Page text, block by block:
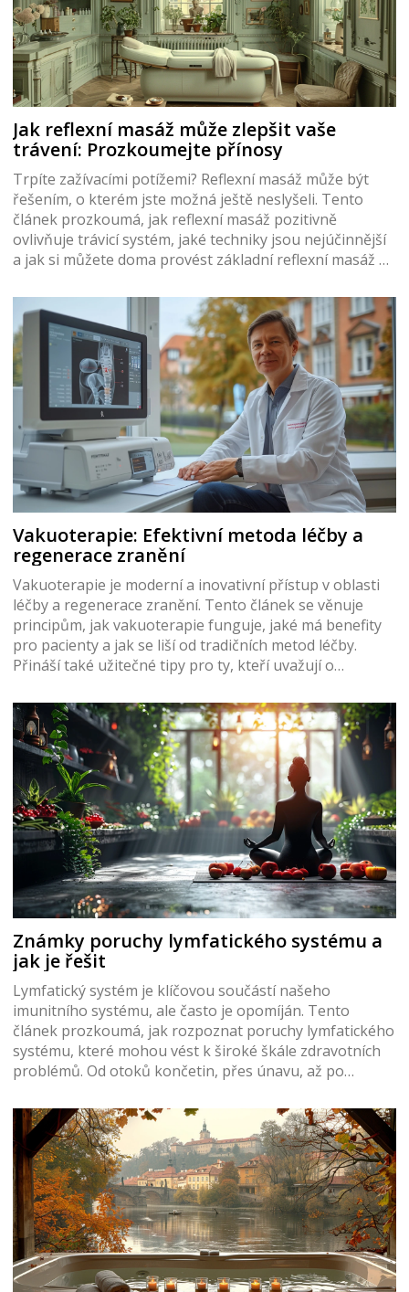
Jak reflexní masáž může zlepšit vaše
trávení: Prozkoumejte přínosy
Trpíte zažívacími potížemi? Reflexní masáž může být
řešením, o kterém jste možná ještě neslyšeli. Tento
článek prozkoumá, jak reflexní masáž pozitivně
ovlivňuje trávicí systém, jaké techniky jsou nejúčinnější
a jak si můžete doma provést základní reflexní masáž k
a tipy, které vám pomohou cítit se lépe.
Vakuoterapie: Efektivní metoda léčby a
regenerace zranění
Vakuoterapie je moderní a inovativní přístup v oblasti
léčby a regenerace zranění. Tento článek se věnuje
principům, jak vakuoterapie funguje, jaké má benefity
pro pacienty a jak se liší od tradičních metod léčby.
Přináší také užitečné tipy pro ty, kteří uvažují o
plánu.
Známky poruchy lymfatického systému a
jak je řešit
Lymfatický systém je klíčovou součástí našeho
imunitního systému, ale často je opomíján. Tento
článek prozkoumá, jak rozpoznat poruchy lymfatického
systému, které mohou vést k široké škále zdravotních
problémů. Od otoků končetin, přes únavu, až po
široký. Nabídneme také praktické tipy na zlepšení
funkce lymfatického systému prostřednictvím stravy,
cvičení a dalších metod.